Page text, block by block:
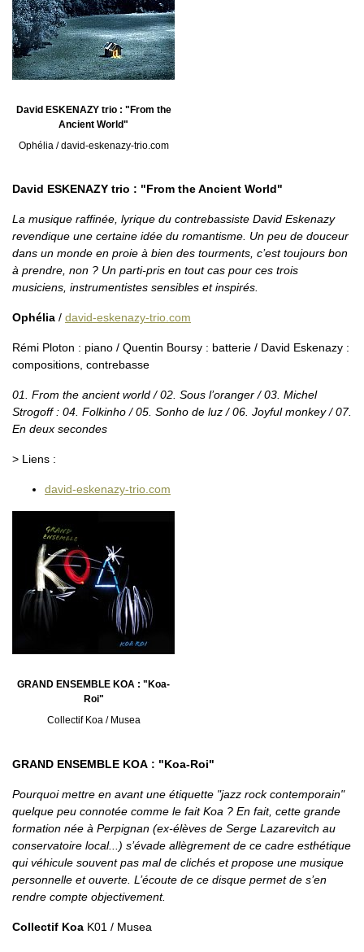
David ESKENAZY trio : "From the
Ancient World"
Ophélia / david-eskenazy-trio.com
David ESKENAZY trio : "From the Ancient World"
La musique raffinée, lyrique du contrebassiste David Eskenazy
revendique une certaine idée du romantisme. Un peu de douceur
dans un monde en proie à bien des tourments, c’est toujours bon
à prendre, non ? Un parti-pris en tout cas pour ces trois
musiciens, instrumentistes sensibles et inspirés.
Ophélia / david-eskenazy-trio.com
Rémi Ploton : piano / Quentin Boursy : batterie / David Eskenazy :
compositions, contrebasse
01. From the ancient world / 02. Sous l’oranger / 03. Michel
Strogoff : 04. Folkinho / 05. Sonho de luz / 06. Joyful monkey / 07.
En deux secondes
> Liens :
david-eskenazy-trio.com
GRAND ENSEMBLE KOA : "Koa-
Roi"
Collectif Koa / Musea
GRAND ENSEMBLE KOA : "Koa-Roi"
Pourquoi mettre en avant une étiquette "jazz rock contemporain"
quelque peu connotée comme le fait Koa ? En fait, cette grande
formation née à Perpignan (ex-élèves de Serge Lazarevitch au
conservatoire local...) s’évade allègrement de ce cadre esthétique
qui véhicule souvent pas mal de clichés et propose une musique
personnelle et ouverte. L’écoute de ce disque permet de s’en
rendre compte objectivement.
Collectif Koa K01 / Musea